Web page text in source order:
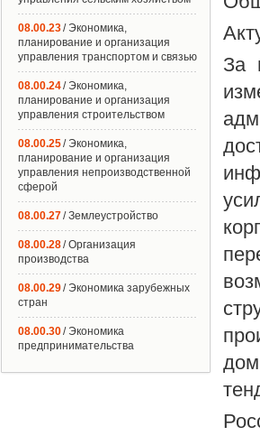
За
08.00.23/ Экономика,
планирование и организация
управления транспортом и связью
08.00.24/ Экономика,
планирование и организация
управления строительством
08.00.25/ Экономика,
планирование и организация
управления непроизводственной
сферой
08.00.27/ Землеустройство
08.00.28/ Организация
производства
08.00.29/ Экономика зарубежных
стран
08.00.30/ Экономика
предпринимательства